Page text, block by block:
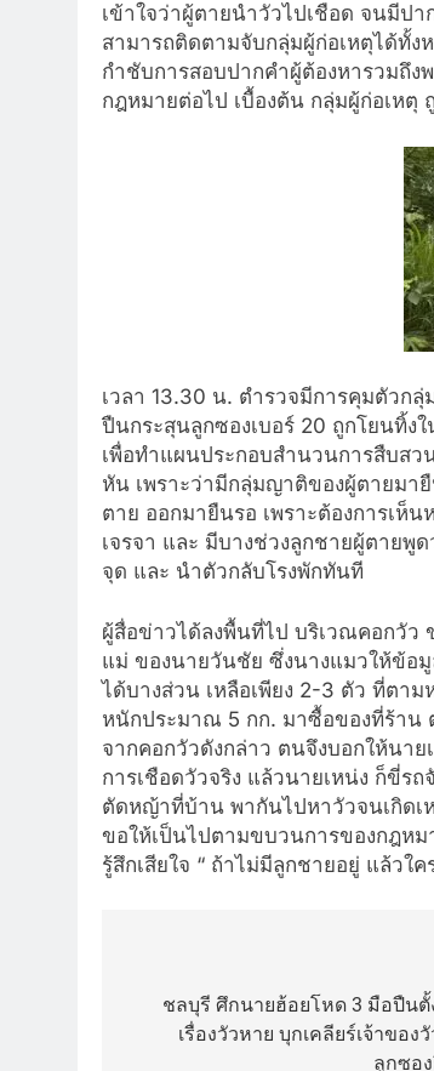
เข้าใจว่าผู้ตายนำวัวไปเชือด จนมีป
สามารถติดตามจับกลุ่มผู้ก่อเหตุได้ทั้ง
กำชับการสอบปากคำผู้ต้องหารวมถึ
กฎหมายต่อไป เบื้องต้น กลุ่มผู้ก่อเห
เวลา 13.30 น. ตำรวจมีการคุมตัวกลุ่
ปืนกระสุนลูกซองเบอร์ 20 ถูกโยนทิ้ง
เพื่อทำแผนประกอบสำนวนการสืบสว
หัน เพราะว่ามีกลุ่มญาติของผู้ตายมา
ตาย ออกมายืนรอ เพราะต้องการเห็
เจรจา และ มีบางช่วงลูกชายผู้ตายพู
จุด และ นำตัวกลับโรงพักทันที
ผู้สื่อข่าวได้ลงพื้นที่ไป บริเวณคอกวัว
แม่ ของนายวันชัย ซึ่งนางแมวให้ข้อ
ได้บางส่วน เหลือเพียง 2-3 ตัว ที่ตา
หนักประมาณ 5 กก. มาซื้อของที่ร้าน
จากคอกวัวดังกล่าว ตนจึงบอกให้นา
การเชือดวัวจริง แล้วนายเหน่ง ก็ขี่
ตัดหญ้าที่บ้าน พากันไปหาวัวจนเกิดเ
ขอให้เป็นไปตามขบวนการของกฎห
รู้สึกเสียใจ “ ถ้าไม่มีลูกชายอยู่ แล้วใ
navigation
ชลบุรี ศึกนายฮ้อยโหด 3 มือปืนตั้
เรื่องวัวหาย บุกเคลียร์เจ้าของ
ลูกซอ